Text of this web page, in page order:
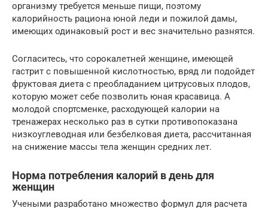
организму требуется меньше пищи, поэтому
калорийность рациона юной леди и пожилой дамы,
имеющих одинаковый рост и вес значительно разнятся.
Согласитесь, что сорокалетней женщине, имеющей
гастрит с повышенной кислотностью, вряд ли подойдет
фруктовая диета с преобладанием цитрусовых плодов,
которую может себе позволить юная красавица. А
молодой спортсменке, расходующей калории на
тренажерах несколько раз в сутки противопоказана
низкоуглеводная или безбелковая диета, рассчитанная
на снижение массы тела женщин средних лет.
Норма потребления калорий в день для
женщин
Учеными разработано множество формул для расчета